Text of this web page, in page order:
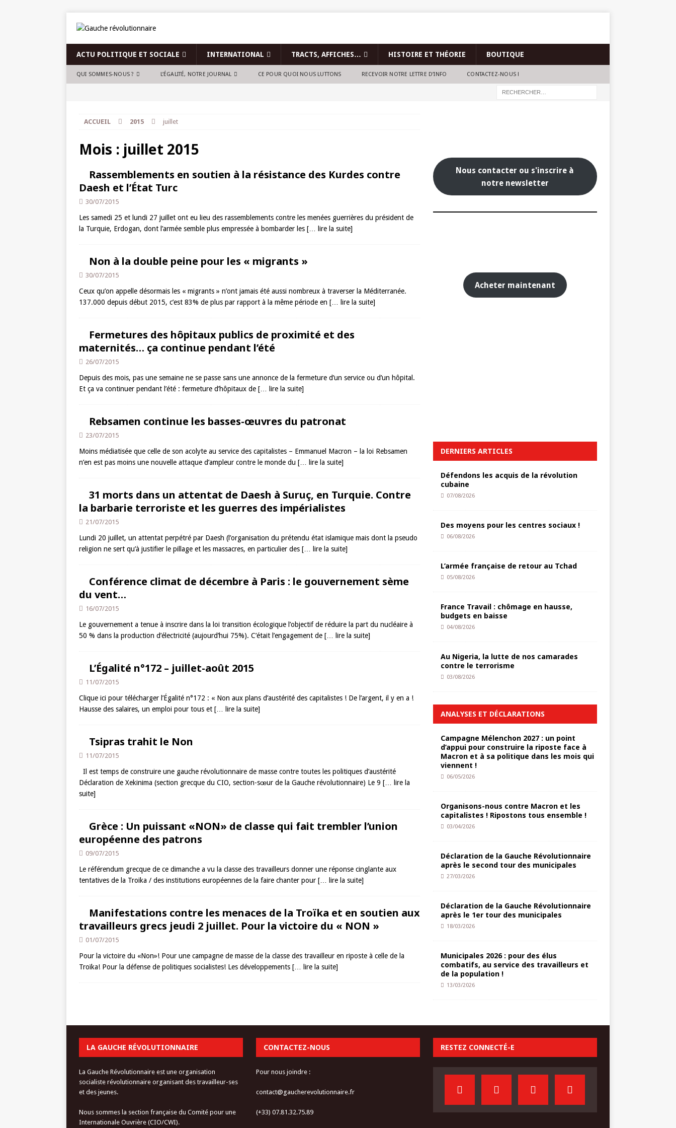
ACTU POLITIQUE ET SOCIALE INTERNATIONAL TRACTS, AFFICHES… HISTOIRE ET THÉORIE BOUTIQUE
QUI SOMMES-NOUS ? L’ÉGALITÉ, NOTRE JOURNAL CE POUR QUOI NOUS LUTTONS RECEVOIR NOTRE LETTRE D’INFO CONTACTEZ-NOUS !
ACCUEIL 2015 juillet
Mois : juillet 2015
Rassemblements en soutien à la résistance des Kurdes contre
Daesh et l’État Turc
30/07/2015
Les samedi 25 et lundi 27 juillet ont eu lieu des rassemblements contre les menées guerrières du président de
la Turquie, Erdogan, dont l’armée semble plus empressée à bombarder les [… lire la suite]
Non à la double peine pour les « migrants »
30/07/2015
Ceux qu’on appelle désormais les « migrants » n’ont jamais été aussi nombreux à traverser la Méditerranée.
137.000 depuis début 2015, c’est 83% de plus par rapport à la même période en [… lire la suite]
Fermetures des hôpitaux publics de proximité et des
maternités… ça continue pendant l’été
26/07/2015
Depuis des mois, pas une semaine ne se passe sans une annonce de la fermeture d’un service ou d’un hôpital.
Et ça va continuer pendant l’été : fermeture d’hôpitaux de [… lire la suite]
Rebsamen continue les basses-œuvres du patronat
23/07/2015
Moins médiatisée que celle de son acolyte au service des capitalistes – Emmanuel Macron – la loi Rebsamen
n’en est pas moins une nouvelle attaque d’ampleur contre le monde du [… lire la suite]
31 morts dans un attentat de Daesh à Suruç, en Turquie. Contre
la barbarie terroriste et les guerres des impérialistes
21/07/2015
Lundi 20 juillet, un attentat perpétré par Daesh (l’organisation du prétendu état islamique mais dont la pseudo
religion ne sert qu’à justifier le pillage et les massacres, en particulier des [… lire la suite]
Conférence climat de décembre à Paris : le gouvernement sème
du vent…
16/07/2015
Le gouvernement a tenue à inscrire dans la loi transition écologique l’objectif de réduire la part du nucléaire à
50 % dans la production d’électricité (aujourd’hui 75%). C’était l’engagement de [… lire la suite]
L’Égalité n°172 – juillet-août 2015
11/07/2015
Clique ici pour télécharger l’Égalité n°172 : « Non aux plans d’austérité des capitalistes ! De l’argent, il y en a !
Hausse des salaires, un emploi pour tous et [… lire la suite]
Tsipras trahit le Non
11/07/2015
Il est temps de construire une gauche révolutionnaire de masse contre toutes les politiques d’austérité
Déclaration de Xekinima (section grecque du CIO, section-sœur de la Gauche révolutionnaire) Le 9 [… lire la
suite]
Grèce : Un puissant «NON» de classe qui fait trembler l’union
européenne des patrons
09/07/2015
Le référendum grecque de ce dimanche a vu la classe des travailleurs donner une réponse cinglante aux
tentatives de la Troïka / des institutions européennes de la faire chanter pour [… lire la suite]
Manifestations contre les menaces de la Troïka et en soutien aux
travailleurs grecs jeudi 2 juillet. Pour la victoire du « NON »
01/07/2015
Pour la victoire du «Non»! Pour une campagne de masse de la classe des travailleur en riposte à celle de la
Troïka! Pour la défense de politiques socialistes! Les développements [… lire la suite]
Nous contacter ou s'inscrire à
notre newsletter
Acheter maintenant
DERNIERS ARTICLES
Défendons les acquis de la révolution
cubaine
07/08/2026
Des moyens pour les centres sociaux !
06/08/2026
L’armée française de retour au Tchad
05/08/2026
France Travail : chômage en hausse,
budgets en baisse
04/08/2026
Au Nigeria, la lutte de nos camarades
contre le terrorisme
03/08/2026
ANALYSES ET DÉCLARATIONS
Campagne Mélenchon 2027 : un point
d’appui pour construire la riposte face à
Macron et à sa politique dans les mois qui
viennent !
06/05/2026
Organisons-nous contre Macron et les
capitalistes ! Ripostons tous ensemble !
03/04/2026
Déclaration de la Gauche Révolutionnaire
après le second tour des municipales
27/03/2026
Déclaration de la Gauche Révolutionnaire
après le 1er tour des municipales
18/03/2026
Municipales 2026 : pour des élus
combatifs, au service des travailleurs et
de la population !
13/03/2026
LA GAUCHE RÉVOLUTIONNAIRE
La Gauche Révolutionnaire est une organisation
socialiste révolutionnaire organisant des travailleur-ses
et des jeunes.
Nous sommes la section française du Comité pour une
Internationale Ouvrière (CIO/CWI).
CONTACTEZ-NOUS
Pour nous joindre :
contact@gaucherevolutionnaire.fr
(+33) 07.81.32.75.89
RESTEZ CONNECTÉ-E